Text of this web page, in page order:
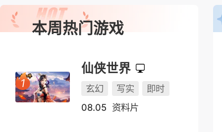
本周热门游戏
仙侠世界
玄幻 写实
即时
08.05 资料片